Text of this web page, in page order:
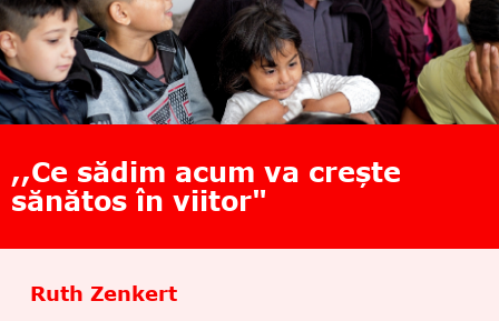
,,Ce sădim acum va crește
sănătos în viitor"
Ruth Zenkert